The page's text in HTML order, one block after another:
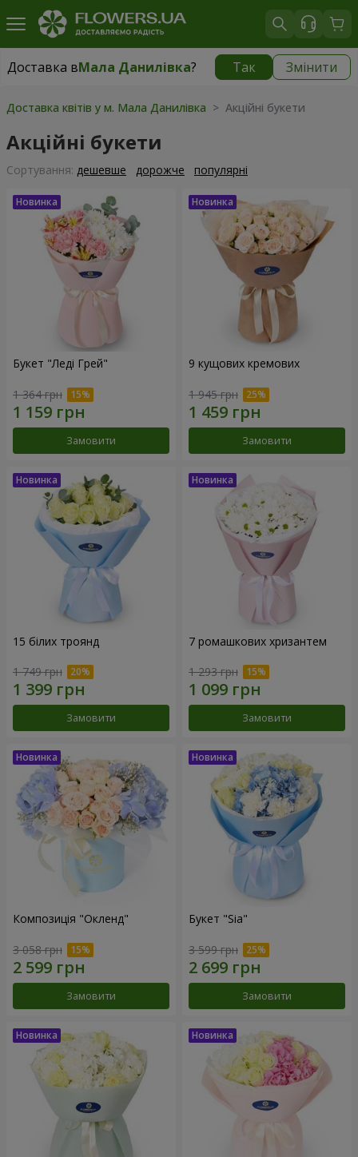
Доставка вМала Данилівка? Так Змінити
Доставка вМала Данилівка|безкоштовно
Доставка квітів у м. Мала Данилівка > Акційні букети
Акційні букети
Сортування: дешевше дорожче популярні
Букет "Леді Грей"
1 364 грн
Замовити
9 кущових кремових
1 945 грн
Замовити
15 білих троянд
1 749 грн
Замовити
7 ромашкових хризантем
1 293 грн
Замовити
Композиція "Окленд"
3 058 грн
Замовити
Букет "Sia"
3 599 грн
Замовити